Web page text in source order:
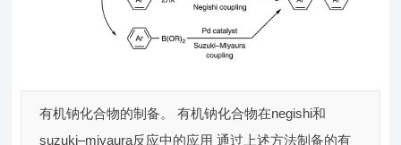
有机钠化合物的制备。 有机钠化合物在negishi和
suzuki–miyaura反应中的应用 通过上述方法制备的有